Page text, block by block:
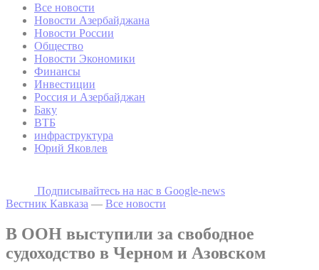
Все новости
Новости Азербайджана
Новости России
Общество
Новости Экономики
Финансы
Инвестиции
Россия и Азербайджан
Баку
ВТБ
инфраструктура
Юрий Яковлев
Подписывайтесь на наc в Google-news
Вестник Кавказа — Все новости
В ООН выступили за свободное
судоходство в Черном и Азовском